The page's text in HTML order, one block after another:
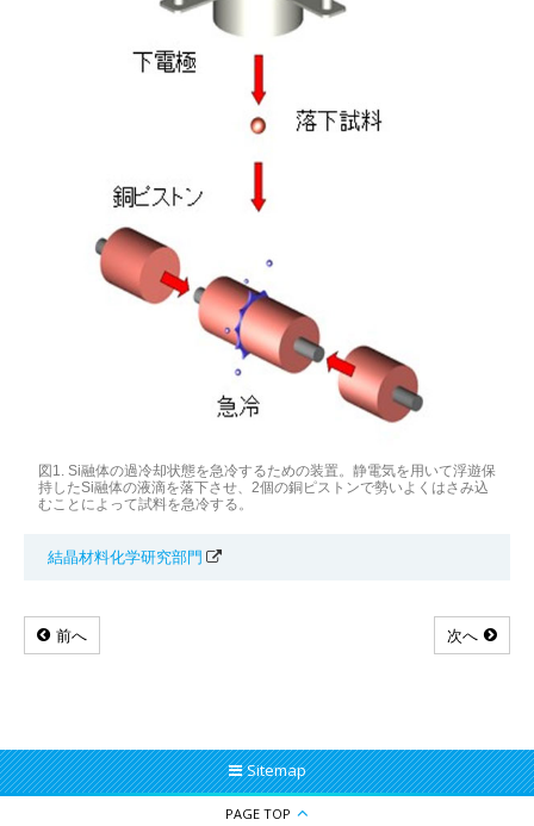
図1. Si融体の過冷却状態を急冷するための装置。静電気を用いて浮遊保
持したSi融体の液滴を落下させ、2個の銅ピストンで勢いよくはさみ込
むことによって試料を急冷する。
結晶材料化学研究部門
前へ 次へ
Sitemap
PAGE TOP